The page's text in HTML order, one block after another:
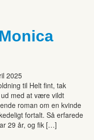
2025
til Helt fint, tak
med at være vildt
roman om en kvinde
fortalt. Så erfarede
29 år, og fik […]